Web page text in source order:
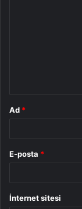
Ad *
E-posta *
İnternet sitesi